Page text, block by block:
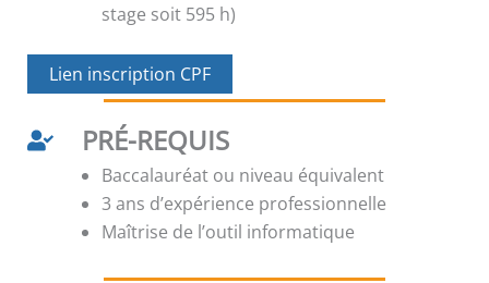
stage soit 595 h)
Lien inscription CPF
PRÉ-REQUIS
Baccalauréat ou niveau équivalent
3 ans d’expérience professionnelle
Maîtrise de l’outil informatique